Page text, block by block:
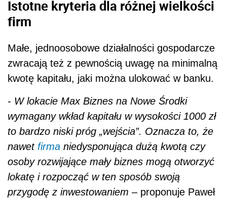
Istotne kryteria dla różnej wielkości
firm
Małe, jednoosobowe działalności gospodarcze
zwracają też z pewnością uwagę na minimalną
kwotę kapitału, jaki można ulokować w banku.
- W lokacie Max Biznes na Nowe Środki
wymagany wkład kapitału w wysokości 1000 zł
to bardzo niski próg „wejścia”. Oznacza to, że
nawet firma niedysponująca dużą kwotą czy
osoby rozwijające mały biznes mogą otworzyć
lokatę i rozpocząć w ten sposób swoją
przygodę z inwestowaniem – proponuje Paweł